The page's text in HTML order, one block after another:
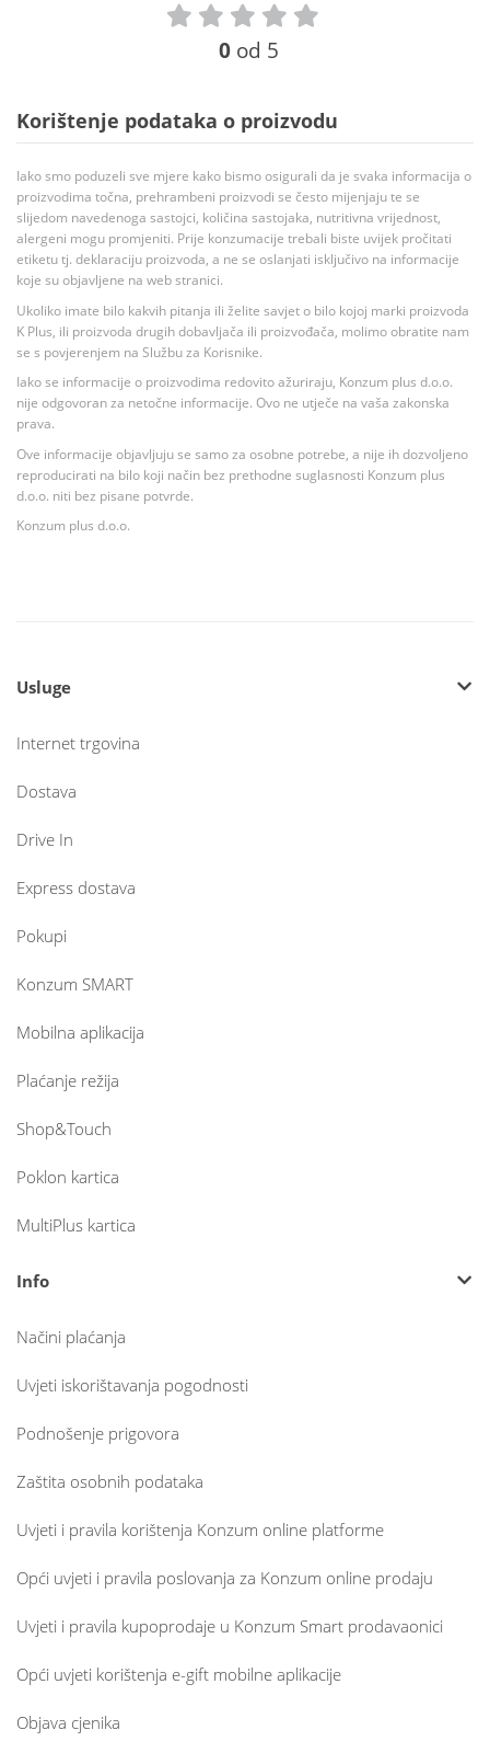
0 od 5
Korištenje podataka o proizvodu
Iako smo poduzeli sve mjere kako bismo osigurali da je svaka informacija o
proizvodima točna, prehrambeni proizvodi se često mijenjaju te se
slijedom navedenoga sastojci, količina sastojaka, nutritivna vrijednost,
alergeni mogu promjeniti. Prije konzumacije trebali biste uvijek pročitati
etiketu tj. deklaraciju proizvoda, a ne se oslanjati isključivo na informacije
koje su objavljene na web stranici.
Ukoliko imate bilo kakvih pitanja ili želite savjet o bilo kojoj marki proizvoda
K Plus, ili proizvoda drugih dobavljača ili proizvođača, molimo obratite nam
se s povjerenjem na Službu za Korisnike.
Iako se informacije o proizvodima redovito ažuriraju, Konzum plus d.o.o.
nije odgovoran za netočne informacije. Ovo ne utječe na vaša zakonska
prava.
Ove informacije objavljuju se samo za osobne potrebe, a nije ih dozvoljeno
reproducirati na bilo koji način bez prethodne suglasnosti Konzum plus
d.o.o. niti bez pisane potvrde.
Konzum plus d.o.o.
Usluge
Internet trgovina
Dostava
Drive In
Express dostava
Pokupi
Konzum SMART
Mobilna aplikacija
Plaćanje režija
Shop&Touch
Poklon kartica
MultiPlus kartica
Info
Načini plaćanja
Uvjeti iskorištavanja pogodnosti
Podnošenje prigovora
Zaštita osobnih podataka
Uvjeti i pravila korištenja Konzum online platforme
Opći uvjeti i pravila poslovanja za Konzum online prodaju
Uvjeti i pravila kupoprodaje u Konzum Smart prodavaonici
Opći uvjeti korištenja e-gift mobilne aplikacije
Objava cjenika